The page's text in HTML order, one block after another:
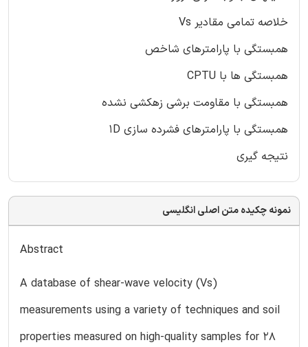
خلاصه تمامی مقادیر Vs
همبستگی با پارامترهای شاخص
همبستگی ها با CPTU
همبستگی با مقاومت برشی زهکشی نشده
همبستگی با پارامترهای فشرده سازی 1D
نتیجه گیری
نمونه چکیده متن اصلی انگلیسی
Abstract
A database of shear-wave velocity (Vs)
measurements using a variety of techniques and soil
properties measured on high-quality samples for 28